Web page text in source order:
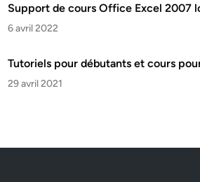
Support de cours Office Excel 2007
6 avril 2022
Tutoriels pour débutants et cours
29 avril 2021